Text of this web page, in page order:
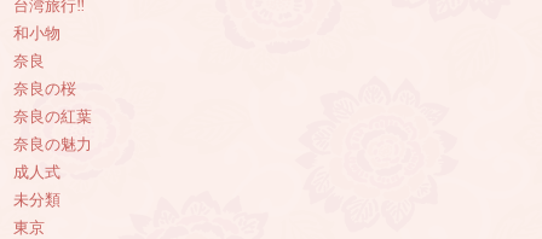
台湾旅行‼︎
和小物
奈良
奈良の桜
奈良の紅葉
奈良の魅力
成人式
未分類
東京